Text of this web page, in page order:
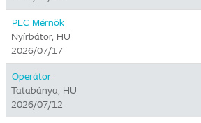
PLC Mérnök
Nyírbátor, HU
2026/07/17
Operátor
Tatabánya, HU
2026/07/12